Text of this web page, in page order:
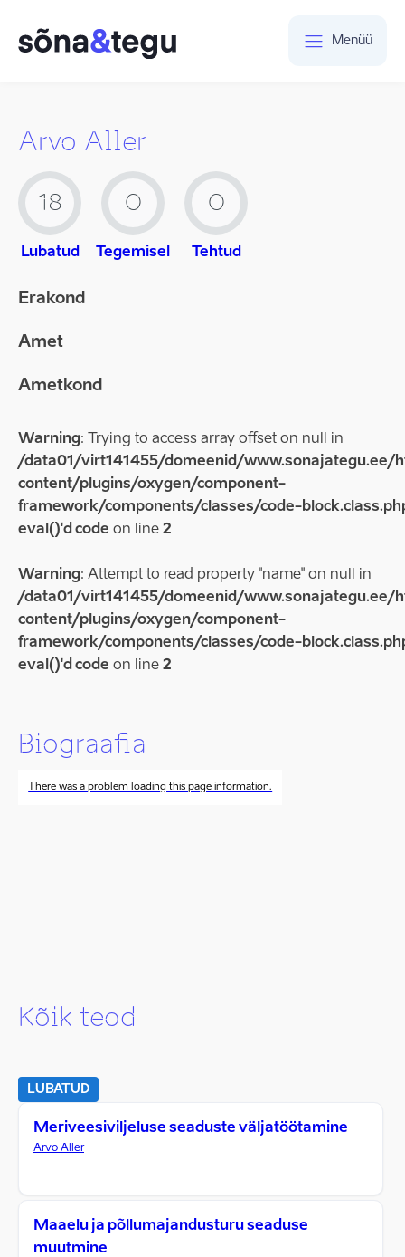
Menüü
Arvo Aller
18
Lubatud
0
Tegemisel
0
Tehtud
Erakond
Amet
Ametkond
Warning: Trying to access array offset on null in
/data01/virt141455/domeenid/www.sonajategu.ee/
content/plugins/oxygen/component-
framework/components/classes/code-
eval()'d code on line 2
Warning: Attempt to read property "name" on null in
/data01/virt141455/domeenid/www.sonajategu.ee/
content/plugins/oxygen/component-
framework/components/classes/code-
eval()'d code on line 2
Biograafia
There was a problem loading this page information.
Kõik teod
LUBATUD
Meriveesiviljeluse seaduste väljatöötamine
Arvo Aller
Maaelu ja põllumajandusturu seaduse
muutmine